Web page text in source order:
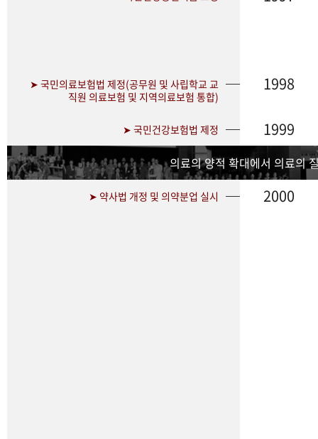
➤ 국민의료보험법 제정(공무원 및 사립학교 교
직원 의료보험 및 지역의료보험 통합)
1998
➤ 국민건강보험법 제정 1999
의료의 양적 확대에서 의료의
➤ 약사법 개정 및 의약분업 실시 2000